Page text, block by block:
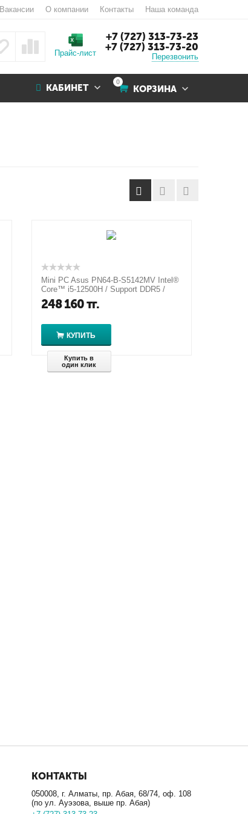
Вакансии О компании Контакты Наша команда
+7 (727) 313-73-23
+7 (727) 313-73-20
Перезвонить
Прайс-лист
0
КОРЗИНА
КАБИНЕТ
Mini PC Asus PN64-B-S5142MV Intel®
Core™ i5-12500H / Support DDR5 /
UHD for 12th Gen Intel®
248 160тг.
КУПИТЬ
Купить в
один клик
КОНТАКТЫ
050008, г. Алматы, пр. Абая, 68/74, оф. 108
(по ул. Ауэзова, выше пр. Абая)